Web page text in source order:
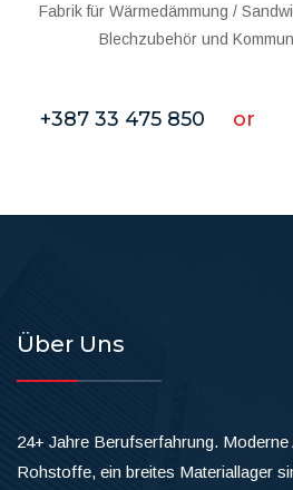
Fabrik für Wärmedämmung /
Blechzubehör und
+387 33 475 850 or
Über Uns
24+ Jahre Berufserfahrung.
Rohstoffe, ein breites Materiallager